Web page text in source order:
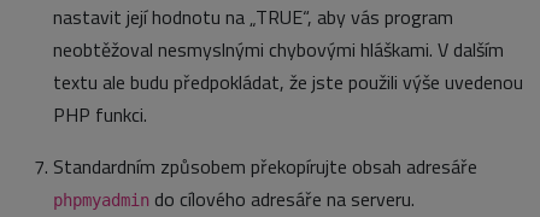
nastavit její hodnotu na „TRUE“, aby vás program
neobtěžoval nesmyslnými chybovými hláškami. V dalším
textu ale budu předpokládat, že jste použili výše uvedenou
PHP funkci.
Standardním způsobem překopírujte obsah adresáře
phpmyadmin do cílového adresáře na serveru.